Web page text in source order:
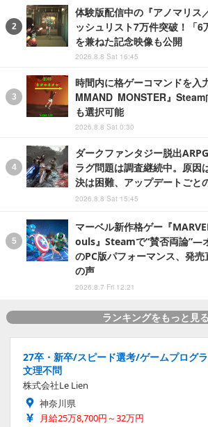
体験版配信中の『アノマリス
ッシュリスト7万件突破！「6
を兼ねた記念映像も公開
2026.8.8 Sat 16:45
時間内に格ゲーコマンドを入
MMAND MONSTER』
も選択可能
2026.8.8 Sat 0:30
ダークファンタジー脱出
ラグ問題は調査継続中。原因
決は困難、アップデートごと
2026.8.8 Sat 15:45
マーベル新作格ゲー『
ouls』Steamで“賛否両論”―
のPC版パフォーマンス、発
の声
2026.8.7 Fri 12:21
ランキングをもっと見る
27卒・新卒/スピード選考/ゲームプログ
文理不問
株式会社Le Lien
神奈川県
月給25万8,700円～32万円